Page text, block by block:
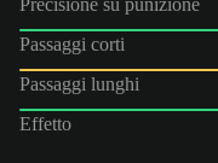
Passaggi corti
Passaggi lunghi
Effetto